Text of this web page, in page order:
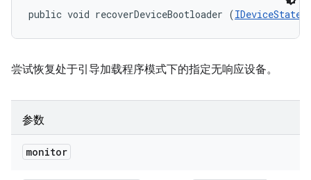
public void recoverDeviceBootloader (
尝试恢复处于引导加载程序模式下的指定无响应设备。
参数
monitor